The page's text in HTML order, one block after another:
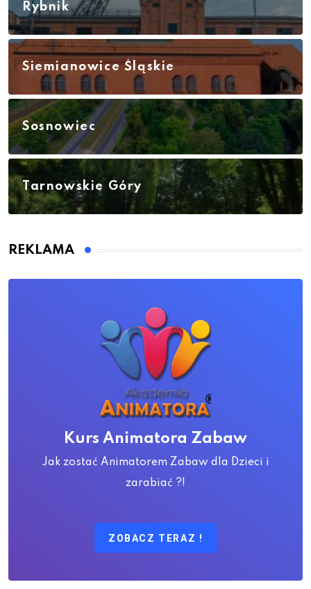
Rybnik
Siemianowice Śląskie
Sosnowiec
Tarnowskie Góry
REKLAMA
Kurs Animatora Zabaw
Jak zostać Animatorem Zabaw dla Dzieci i
zarabiać ?!
ZOBACZ TERAZ !